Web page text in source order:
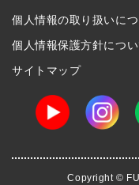
個人情報の取り扱いに
個人情報保護方針につ
サイトマップ
Copyright ©